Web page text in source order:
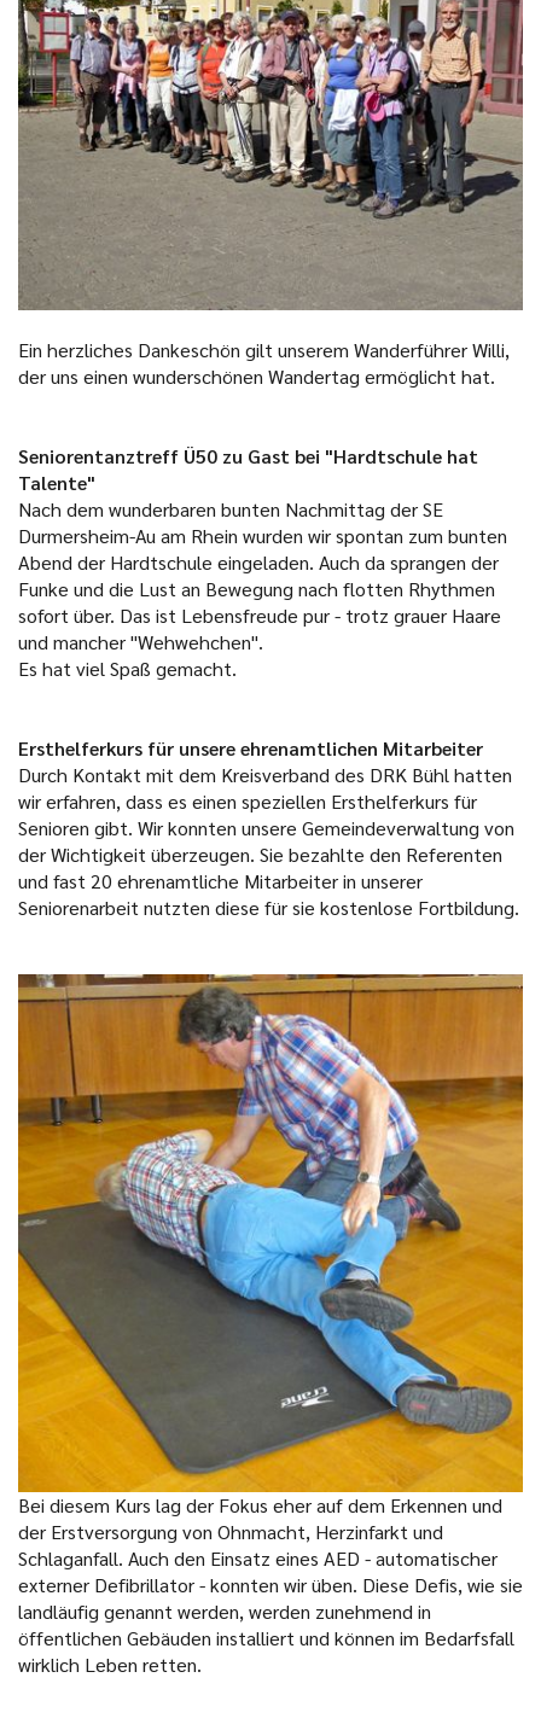
Ein herzliches Dankeschön gilt unserem Wanderführer Willi,
der uns einen wunderschönen Wandertag ermöglicht hat.
Seniorentanztreff Ü50 zu Gast bei "Hardtschule hat
Talente"
Nach dem wunderbaren bunten Nachmittag der SE
Durmersheim-Au am Rhein wurden wir spontan zum bunten
Abend der Hardtschule eingeladen. Auch da sprangen der
Funke und die Lust an Bewegung nach flotten Rhythmen
sofort über. Das ist Lebensfreude pur - trotz grauer Haare
und mancher "Wehwehchen".
Es hat viel Spaß gemacht.
Ersthelferkurs für unsere ehrenamtlichen Mitarbeiter
Durch Kontakt mit dem Kreisverband des DRK Bühl hatten
wir erfahren, dass es einen speziellen Ersthelferkurs für
Senioren gibt. Wir konnten unsere Gemeindeverwaltung von
der Wichtigkeit überzeugen. Sie bezahlte den Referenten
und fast 20 ehrenamtliche Mitarbeiter in unserer
Seniorenarbeit nutzten diese für sie kostenlose Fortbildung.
Bei diesem Kurs lag der Fokus eher auf dem Erkennen und
der Erstversorgung von Ohnmacht, Herzinfarkt und
Schlaganfall. Auch den Einsatz eines AED - automatischer
externer Defibrillator - konnten wir üben. Diese Defis, wie sie
landläufig genannt werden, werden zunehmend in
öffentlichen Gebäuden installiert und können im Bedarfsfall
wirklich Leben retten.